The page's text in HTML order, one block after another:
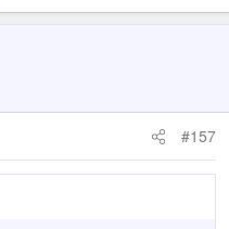
#157